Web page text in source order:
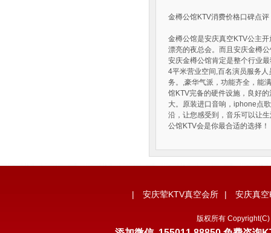
金樽公馆KTV消费价格口碑点评
金樽公馆是安庆真空KTV公主
漂亮的夜总会。而且安庆金樽
安庆金樽公馆肯定是整个行业
4平米营业空间,百名演员服务
务。,豪华气派，功能齐全，能
馆KTV完备的硬件设施，良好
大。原装进口音响，iphone点
沿，让您感受到，音乐可以让
公馆KTV会是你最合适的选择！
| 安庆荤KTV真空会所 | 安庆真
版权所有